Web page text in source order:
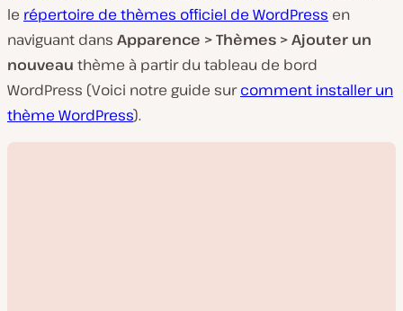
le répertoire de thèmes officiel de WordPress en
naviguant dans Apparence > Thèmes > Ajouter un
nouveau thème à partir du tableau de bord
WordPress (Voici notre guide surcomment installer un
thème WordPress).